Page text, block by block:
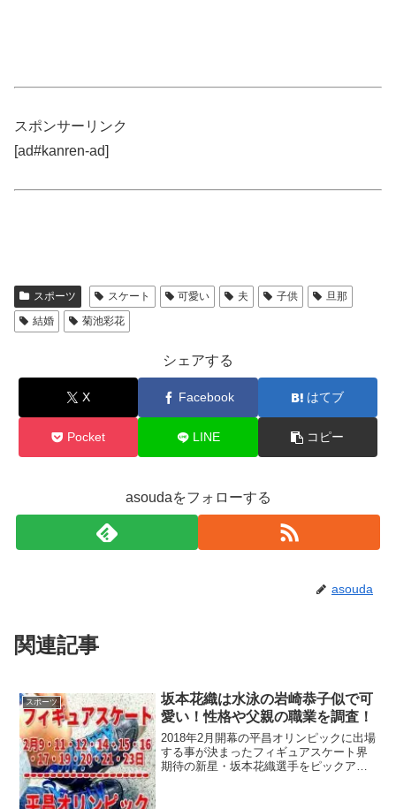
スポンサーリンク
[ad#kanren-ad]
スポーツ スケート 可愛い 夫 子供
旦那
結婚
菊池彩花
シェアする
X Facebook はてブ
Pocket LINE コピー
asoudaをフォローする
asouda
関連記事
スポーツ
坂本花織は水泳の岩崎恭子似で可
愛い！性格や父親の職業を調査！
2018年2月開幕の平昌オリンピックに出場
する事が決まったフィギュアスケート界
期待の新星・坂本花織選手をピックアッ